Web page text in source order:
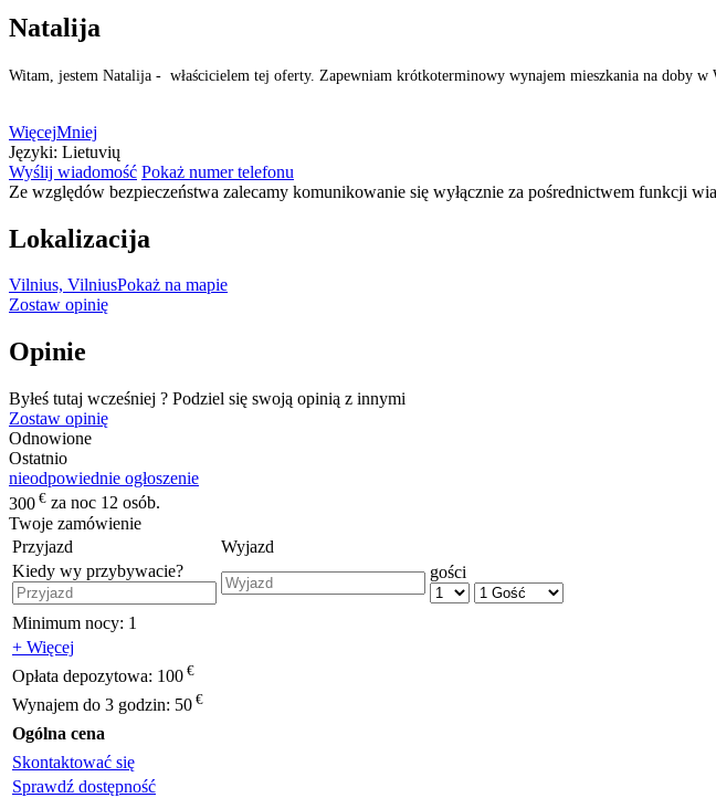
Natalija
Witam, jestem Natalija - właścicielem tej oferty. Zapewniam krótkoterminowy wynajem mieszkania na doby
WięcejMniej
Języki: Lietuvių
Wyślij wiadomość Pokaż numer telefonu
Ze względów bezpieczeństwa zalecamy komunikowanie się wyłącznie za pośrednictwem funkcji
Lokalizacija
Vilnius, VilniusPokaż na mapie
Zostaw opinię
Opinie
Byłeś tutaj wcześniej ? Podziel się swoją opinią z innymi
Zostaw opinię
Odnowione
Ostatnio
nieodpowiednie ogłoszenie
300 € za noc 12 osób.
Twoje zamówienie
Przyjazd
Wyjazd
Kiedy wy przybywacie?
gości
Minimum nocy: 1
+ Więcej
Opłata depozytowa: 100 €
Wynajem do 3 godzin: 50 €
Ogólna cena
Skontaktować się
Sprawdź dostępność